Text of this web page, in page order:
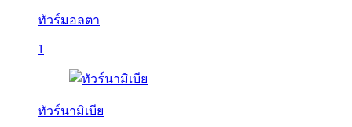
ทัวร์มอลตา
1
ทัวร์นามิเบีย